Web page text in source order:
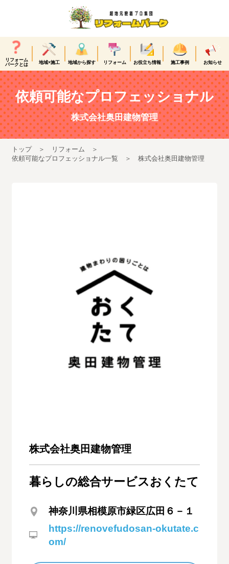
リフォーム
パークとは
地域×施工 地域から探す リフォーム お役立ち情報 施工事例 お知らせ
依頼可能なプロフェッショナル
株式会社奥田建物管理
トップ
リフォーム
依頼可能なプロフェッショナル一覧
株式会社奥田建物管理
株式会社奥田建物管理
暮らしの総合サービスおくたて
神奈川県相模原市緑区広田６－１
https://renovefudosan-okutate.c
om/